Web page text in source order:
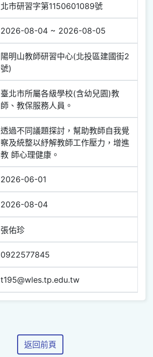
北市研習字第1150601089號
2026-08-04 ~ 2026-08-05
陽明山教師研習中心(北投區建國街2
號)
臺北市所屬各級學校(含幼兒園)教
師、教保服務人員。
透過不同議題探討，幫助教師自我覺
察及統整以紓解教師工作壓力，增進
教 師心理健康。
2026-06-01
2026-08-04
張佑珍
0922577845
t195@wles.tp.edu.tw
返回前頁